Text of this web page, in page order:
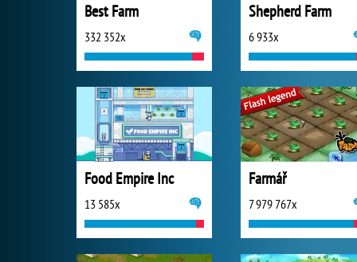
Best Farm
332 352x
Shepherd Farm
6 933x
Food Empire Inc
13 585x
Farmář
7 979 767x